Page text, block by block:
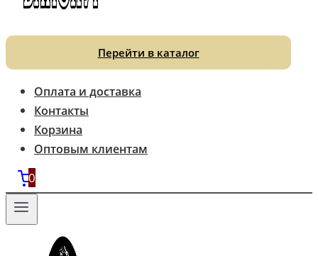
Перейти в каталог
Оплата и доставка
Контакты
Корзина
Оптовым клиентам
0